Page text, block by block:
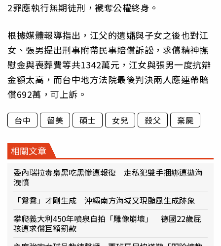
2罪應執行無期徒刑，褫奪公權終身。
根據媒體報導指出，江父的遺孀與子女之後也對江
女、張男提出刑事附帶民事賠償訴訟，求償精神撫
慰金與喪葬費等共1342萬元，江女與張男一度抗辯
金額太高，而台中地方法院最後判決兩人應連帶賠
償692萬，可上訴。
台中 留美 碩士 女兒 殺父 棄屍
相關文章
委內瑞拉毒梟黑吃黑慘遭報復 走私犯雙手捆綁遭拋海
洩憤
「鴛鴦」才剛生成 沖繩南方海域又現颱風生成跡象
攀爬義大利450年噴泉自拍「雕像崩壞」 德國22歲屁
孩遭求償巨額罰款